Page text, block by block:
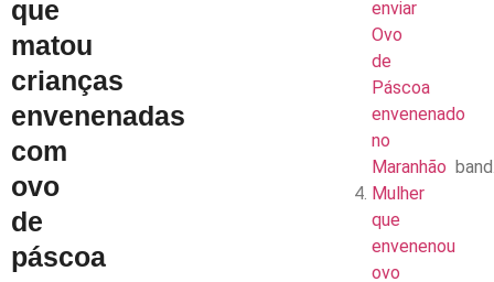
que
matou
crianças
envenenadas
com
ovo
de
páscoa
enviar
Ovo
de
Páscoa
envenenado
no
Maranhão
Mulher
que
envenenou
ovo